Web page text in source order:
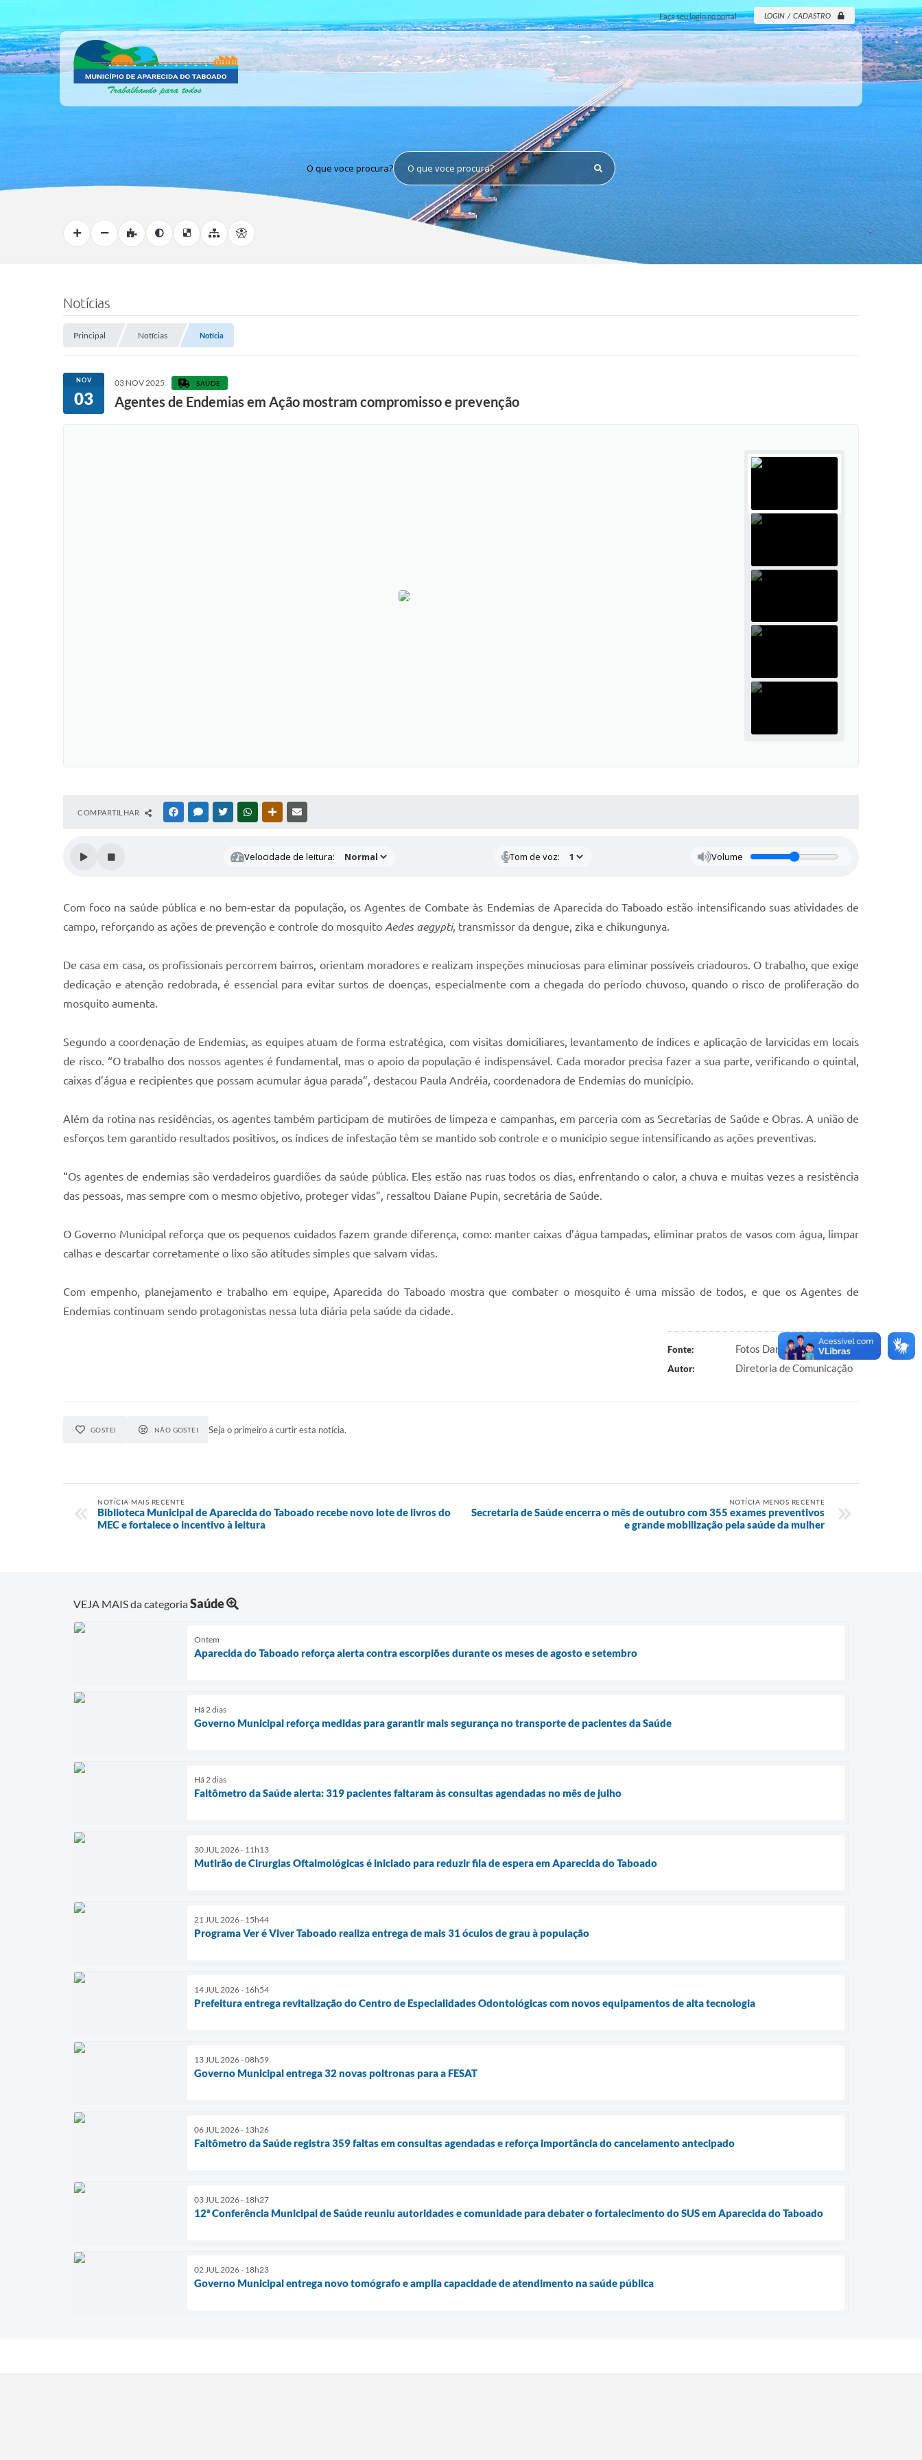
Faça seu login no portal LOGIN / CADASTRO
O que voce procura?
Notícias
Principal Notícias Notícia
NOV
03
03 NOV 2025 SAÚDE
Agentes de Endemias em Ação mostram compromisso e prevenção
COMPARTILHAR FACEBOOKMESSENGER
TWITTERWHATSAPPOUTRAS MÍDIAS
Velocidade de leitura: Tom de voz: Volume
Com foco na saúde pública e no bem-estar da população, os Agentes de Combate às Endemias de Aparecida do Taboado estão intensificando suas atividades de
campo, reforçando as ações de prevenção e controle do mosquito Aedes aegypti, transmissor da dengue, zika e chikungunya.
De casa em casa, os profissionais percorrem bairros, orientam moradores e realizam inspeções minuciosas para eliminar possíveis criadouros. O trabalho, que exige
dedicação e atenção redobrada, é essencial para evitar surtos de doenças, especialmente com a chegada do período chuvoso, quando o risco de proliferação do
mosquito aumenta.
Segundo a coordenação de Endemias, as equipes atuam de forma estratégica, com visitas domiciliares, levantamento de índices e aplicação de larvicidas em locais
de risco. “O trabalho dos nossos agentes é fundamental, mas o apoio da população é indispensável. Cada morador precisa fazer a sua parte, verificando o quintal,
caixas d’água e recipientes que possam acumular água parada”, destacou Paula Andréia, coordenadora de Endemias do município.
Além da rotina nas residências, os agentes também participam de mutirões de limpeza e campanhas, em parceria com as Secretarias de Saúde e Obras. A união de
esforços tem garantido resultados positivos, os índices de infestação têm se mantido sob controle e o município segue intensificando as ações preventivas.
“Os agentes de endemias são verdadeiros guardiões da saúde pública. Eles estão nas ruas todos os dias, enfrentando o calor, a chuva e muitas vezes a resistência
das pessoas, mas sempre com o mesmo objetivo, proteger vidas”, ressaltou Daiane Pupin, secretária de Saúde.
O Governo Municipal reforça que os pequenos cuidados fazem grande diferença, como: manter caixas d’água tampadas, eliminar pratos de vasos com água, limpar
calhas e descartar corretamente o lixo são atitudes simples que salvam vidas.
Com empenho, planejamento e trabalho em equipe, Aparecida do Taboado mostra que combater o mosquito é uma missão de todos, e que os Agentes de
Endemias continuam sendo protagonistas nessa luta diária pela saúde da cidade.
Fonte: Fotos Daniel Silva - DICOM
Autor: Diretoria de Comunicação
GOSTEI NÃO GOSTEI Seja o primeiro a curtir esta notícia.
NOTÍCIA MAIS RECENTE
Biblioteca Municipal de Aparecida do Taboado recebe novo lote de livros do
MEC e fortalece o incentivo à leitura
NOTÍCIA MENOS RECENTE
Secretaria de Saúde encerra o mês de outubro com 355 exames preventivos
e grande mobilização pela saúde da mulher
VEJA MAIS da categoriaSaúde
Ontem
Aparecida do Taboado reforça alerta contra escorpiões durante os meses de agosto e setembro
Há 2 dias
Governo Municipal reforça medidas para garantir mais segurança no transporte de pacientes da Saúde
Há 2 dias
Faltômetro da Saúde alerta: 319 pacientes faltaram às consultas agendadas no mês de julho
30 JUL 2026 - 11h13
Mutirão de Cirurgias Oftalmológicas é iniciado para reduzir fila de espera em Aparecida do Taboado
21 JUL 2026 - 15h44
Programa Ver é Viver Taboado realiza entrega de mais 31 óculos de grau à população
14 JUL 2026 - 16h54
Prefeitura entrega revitalização do Centro de Especialidades Odontológicas com novos equipamentos de alta tecnologia
13 JUL 2026 - 08h59
Governo Municipal entrega 32 novas poltronas para a FESAT
06 JUL 2026 - 13h26
Faltômetro da Saúde registra 359 faltas em consultas agendadas e reforça importância do cancelamento antecipado
03 JUL 2026 - 18h27
12ª Conferência Municipal de Saúde reuniu autoridades e comunidade para debater o fortalecimento do SUS em Aparecida do Taboado
02 JUL 2026 - 18h23
Governo Municipal entrega novo tomógrafo e amplia capacidade de atendimento na saúde pública